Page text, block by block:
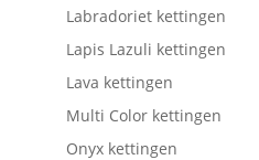
Labradoriet kettingen
Lapis Lazuli kettingen
Lava kettingen
Multi Color kettingen
Onyx kettingen